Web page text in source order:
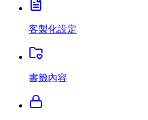
客製化設定
書籤內容